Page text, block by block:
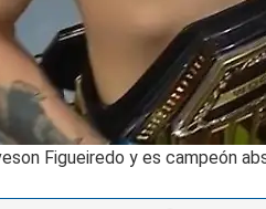
Figueiredo y es campeón